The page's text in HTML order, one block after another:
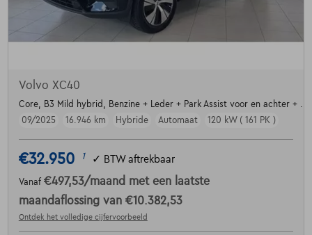
Volvo XC40
Core, B3 Mild hybrid, Benzine + Leder + Park Assist voor en achter + ....
09/2025
16.946 km Hybride Automaat 120 kW ( 161 PK )
€32.950 1 ✓ BTW aftrekbaar
Vanaf €497,53/maand met een laatste
maandaflossing van €10.382,53
Ontdek het volledige cijfervoorbeeld